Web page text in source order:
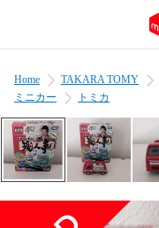
Home TAKARA TOMY
ミニカー
トミカ